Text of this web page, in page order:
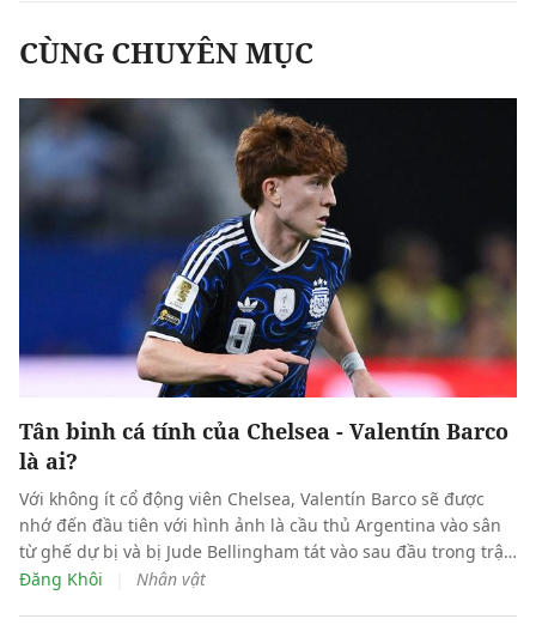
CÙNG CHUYÊN MỤC
Tân binh cá tính của Chelsea - Valentín Barco
là ai?
Với không ít cổ động viên Chelsea, Valentín Barco sẽ được
nhớ đến đầu tiên với hình ảnh là cầu thủ Argentina vào sân
từ ghế dự bị và bị Jude Bellingham tát vào sau đầu trong trận
bán kết World Cup hồi tháng trước.
Đăng Khôi Nhân vật